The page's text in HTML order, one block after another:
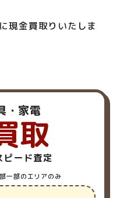
現金買取りいたしま
・家電
取
ピード査定
一部のエリアのみ